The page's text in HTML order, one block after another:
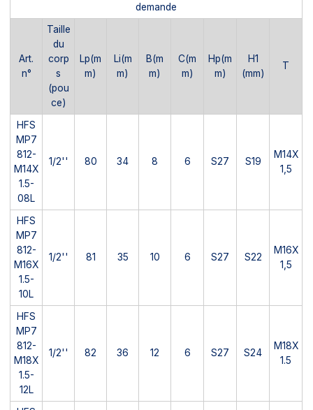
demande
Art.
n°
Taille
du
corp
s
(pou
ce)
Lp(m
m)
Li(m
m)
B(m
m)
C(m
m)
Hp(m
m)
H1
(mm)
T
HFS
MP7
812-
M14X
1.5-
08L
1/2'' 80 34 8 6 S27 S19
M14X
1,5
HFS
MP7
812-
M16X
1.5-
10L
1/2'' 81 35 10 6 S27 S22
M16X
1,5
HFS
MP7
812-
M18X
1.5-
12L
1/2'' 82 36 12 6 S27 S24
M18X
1.5